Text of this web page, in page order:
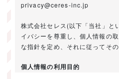
privacy@ceres-inc.jp
株式会社セレス(以下「当社」と
イバシーを尊重し、個人情報の
な指針を定め、それに従ってそ
個人情報の利用目的